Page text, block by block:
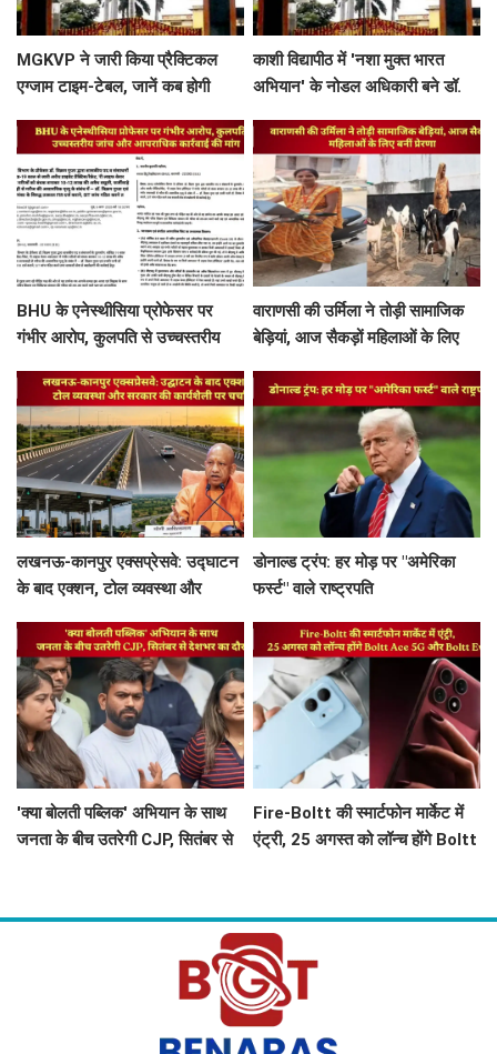
MGKVP ने जारी किया प्रैक्टिकल
एग्जाम टाइम-टेबल, जानें कब होगी
काशी विद्यापीठ में 'नशा मुक्त भारत
अभियान' के नोडल अधिकारी बने डॉ.
BHU के एनेस्थीसिया प्रोफेसर पर
गंभीर आरोप, कुलपति से उच्चस्तरीय
वाराणसी की उर्मिला ने तोड़ी सामाजिक
बेड़ियां, आज सैकड़ों महिलाओं के लिए
लखनऊ-कानपुर एक्सप्रेसवे: उद्घाटन
के बाद एक्शन, टोल व्यवस्था और
डोनाल्ड ट्रंप: हर मोड़ पर "अमेरिका
फर्स्ट" वाले राष्ट्रपति
'क्या बोलती पब्लिक' अभियान के साथ
जनता के बीच उतरेगी CJP, सितंबर से
Fire-Boltt की स्मार्टफोन मार्केट में
एंट्री, 25 अगस्त को लॉन्च होंगे Boltt